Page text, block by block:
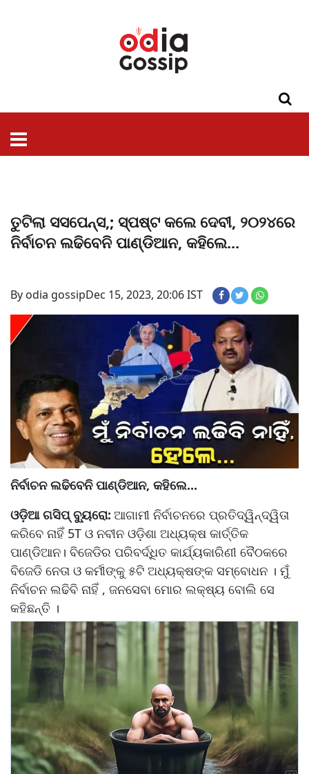
ତୁଟିଲା ସସପେନ୍ସ,; ସ୍ପଷ୍ଟ କଲେ ଦେବୀ, ୨୦୨୪ରେ
ନିର୍ବାଚନ ଲଢିବେନି ପାଣ୍ଡିଆନ, କହିଲେ...
By odia gossipDec 15, 2023, 20:06 IST
ନିର୍ବାଚନ ଲଢିବେନି ପାଣ୍ଡିଆନ, କହିଲେ...
ଓଡ଼ିଆ ଗସିପ୍ ବ୍ୟୁରୋ: ଆଗାମୀ ନିର୍ବାଚନରେ ପ୍ରତିଦ୍ୱିନ୍ଦ୍ୱିତା
କରିବେ ନାହିଁ 5T ଓ ନବୀନ ଓଡ଼ିଶା ଅଧ୍ୟକ୍ଷ କାର୍ତ୍ତିକ
ପାଣ୍ଡିଆନ। ବିଜେଡିର ପରିବର୍ଦ୍ଧିତ କାର୍ଯ୍ୟକାରିଣୀ ବୈଠକରେ
ବିଜେଡି ନେତା ଓ କର୍ମୀଙ୍କୁ ୫ଟି ଅଧ୍ୟକ୍ଷଙ୍କ ସମ୍ବୋଧନ । ମୁଁ
ନିର୍ବାଚନ ଲଢିବି ନାହିଁ , ଜନସେବା ମୋର ଲକ୍ଷ୍ୟ ବୋଲି ସେ
କହିଛନ୍ତି ।